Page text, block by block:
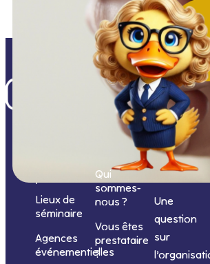
prestations
Lieux de
séminaire
Agences
événementielles
Informations
Qui
sommes-
nous ?
Vous êtes
prestataire
?
Nous
contacter
Une
question
sur